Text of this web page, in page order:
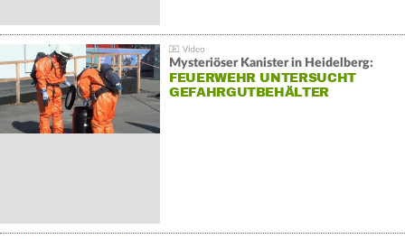
Mysteriöser Kanister in Heidelberg:
FEUERWEHR UNTERSUCHT
GEFAHRGUTBEHÄLTER